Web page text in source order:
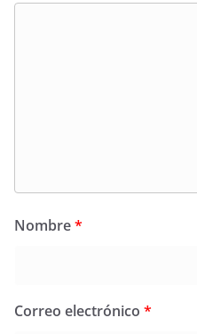
Nombre*
Correo electrónico *